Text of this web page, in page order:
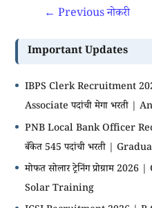
← Previous नोकरी
Important Updates
IBPS Clerk Recruitment
Associate पदांची मेगा भरती |
PNB Local Bank Officer
बँकेत 545 पदांची भरती |
मोफत सोलार ट्रेनिंग प्रोग्राम
Solar Training